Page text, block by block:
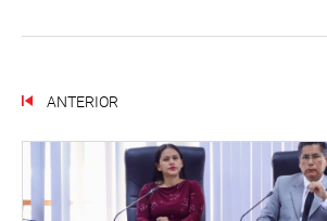
ANTERIOR